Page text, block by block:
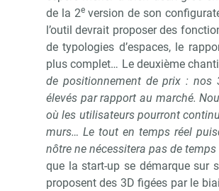
de la 2eversion de son
l’outil devrait proposer des
de typologies d’espaces, le
plus complet… Le deuxième
de positionnement de prix : nos
élevés par rapport au marché.
où les utilisateurs pourront
murs… Le tout en temps réel
nôtre ne nécessitera pas de temps
que la start-up se démarque sur
proposent des 3D figées par le